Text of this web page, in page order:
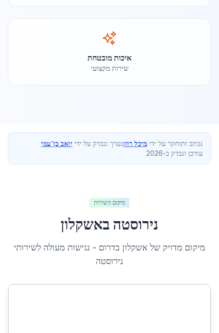
איכות מובטחת
שירות מקצועי
נכתב ותוחקר על ידי מיכל רוזןנערך ונבדק על ידי יואב בן־עמי
עודכן ונבדק ב-2026
מיקום השירות
נירוסטה באשקלון
מיקום מדויק של אשקלון בדרום - נגישות מעולה לשירותי
נירוסטה